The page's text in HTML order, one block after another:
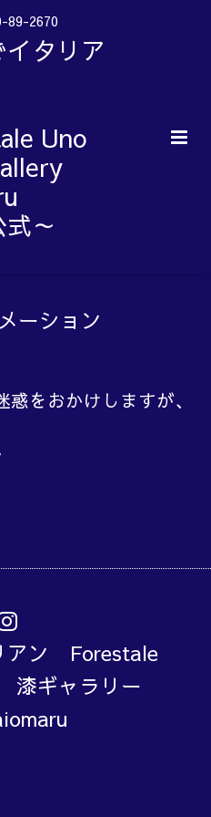
89-2670
イタリア
Uno
式～
ーション
をおかけしますが、
アン Forestale
ラリー